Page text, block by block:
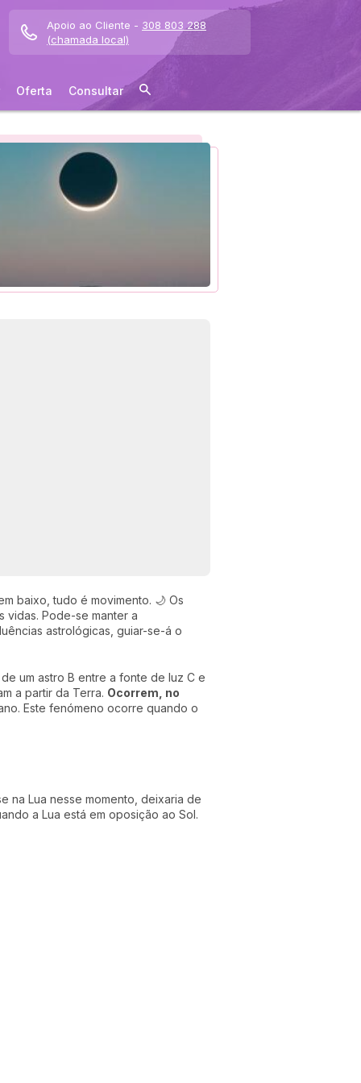
Apoio ao Cliente - 308 803 288
(chamada local)
Oferta Consultar
baixo, tudo é movimento. 🌙 Os
vidas. Pode-se manter a
astrológicas, guiar-se-á o
um astro B entre a fonte de luz C e
a partir da Terra. Ocorrem, no
Este fenómeno ocorre quando o
na Lua nesse momento, deixaria de
a Lua está em oposição ao Sol.